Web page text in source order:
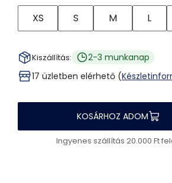
XS S M L
Kiszállítás:
2-3 munkanap
17 üzletben elérhető (
KOSÁRHOZ ADOM
Ingyenes szállítás 20.000 Ft